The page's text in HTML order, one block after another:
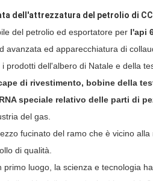
dell'attrezzatura del petrolio di
del petrolio ed esportatore per l'api
avanzata ed apparecchiatura di
prodotti dell'albero di Natale e della
di rivestimento, bobine della
speciale relativo delle parti di
del gas.
fucinato del ramo che è vicino
di qualità.
primo luogo, la scienza e tecnologia